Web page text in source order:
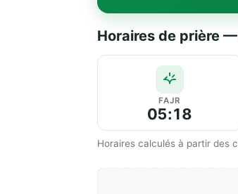
Horaires de prière
FAJR
05:18
Horaires calculés à partir des